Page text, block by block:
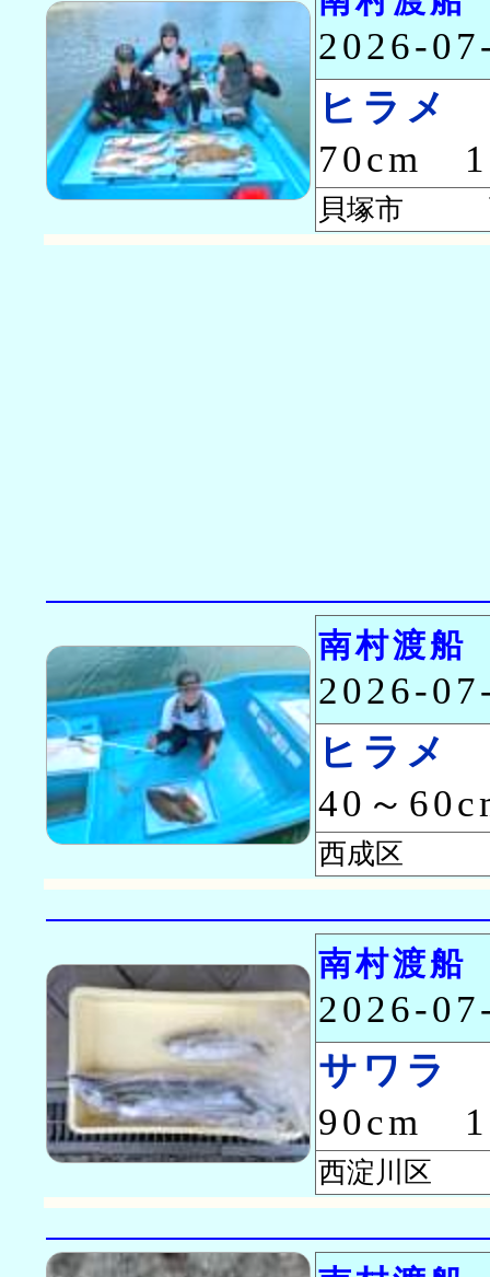
2026-
ヒラメ
70cm
貝塚市 西
南村渡船
2026-
ヒラメ
40～
西成区
南村渡船
2026-
サワラ
90cm
西淀川区